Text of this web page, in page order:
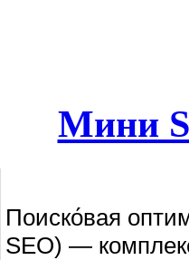
Мини
Поиско́вая
SEO) —